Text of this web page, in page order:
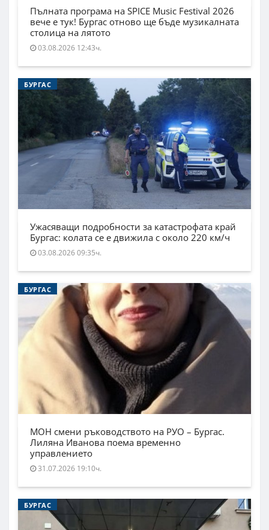
Пълната програма на SPICE Music Festival 2026
вече е тук! Бургас отново ще бъде музикалната
столица на лятото
03.08.2026 12:43ч.
БУРГАС
Ужасяващи подробности за катастрофата край
Бургас: колата се е движила с около 220 км/ч
03.08.2026 09:35ч.
БУРГАС
МОН смени ръководството на РУО – Бургас.
Лиляна Иванова поема временно
управлението
31.07.2026 19:10ч.
БУРГАС